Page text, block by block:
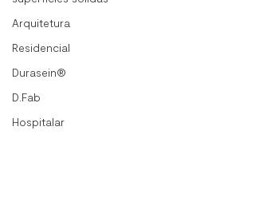
Arquitetura
Residencial
Durasein®
D.Fab
Hospitalar